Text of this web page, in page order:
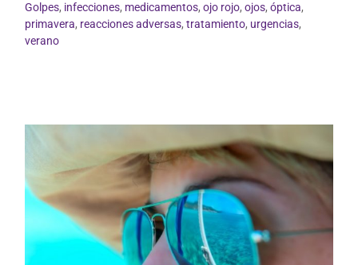
Golpes, infecciones, medicamentos, ojo rojo, ojos, óptica,
primavera, reacciones adversas, tratamiento, urgencias,
verano